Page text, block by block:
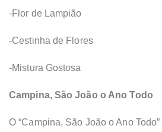
-Flor de Lampião
-Cestinha de Flores
-Mistura Gostosa
Campina, São João o Ano Todo
O “Campina, São João o Ano